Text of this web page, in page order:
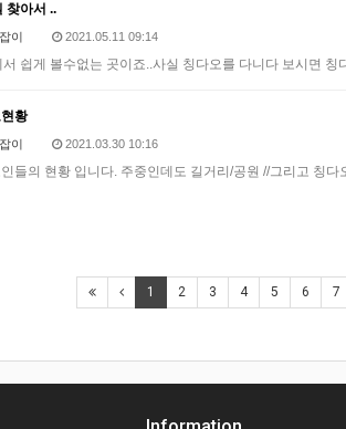
찾아서 ..
이 2021.05.11 09:14
서 쉽게 볼수없는 곳이죠..사실 칭다오를 다니다 보시면
황
이 2021.03.30 10:16
들의 현황 입니다. 주중인데도 길거리/공원 //그리고 칭
1 2 3 4 5 6 7